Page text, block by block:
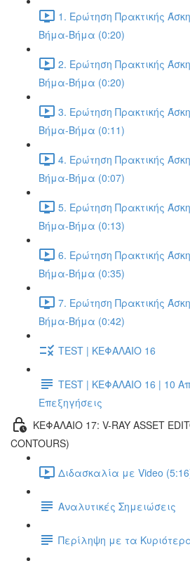
1. Ερώτηση Πρακτικής
Βήμα-Βήμα (0:20)
2. Ερώτηση Πρακτικής
Βήμα-Βήμα (0:20)
3. Ερώτηση Πρακτικής
Βήμα-Βήμα (0:11)
4. Ερώτηση Πρακτικής
Βήμα-Βήμα (0:07)
5. Ερώτηση Πρακτικής
Βήμα-Βήμα (0:13)
6. Ερώτηση Πρακτικής
Βήμα-Βήμα (0:35)
7. Ερώτηση Πρακτικής
Βήμα-Βήμα (0:42)
TEST | ΚΕΦΑΛΑΙΟ 16
TEST | ΚΕΦΑΛΑΙΟ 16 | 10
Επεξηγήσεις
ΚΕΦΑΛΑΙΟ 17: V-RAY ASSET
CONTOURS)
Διδασκαλία με Video
Αναλυτικές Σημειώσεις
Περίληψη με τα